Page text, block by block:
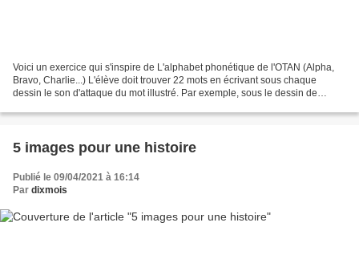
Voici un exercice qui s'inspire de L'alphabet phonétique de l'OTAN (Alpha,
Bravo, Charlie...) L'élève doit trouver 22 mots en écrivant sous chaque
dessin le son d'attaque du mot illustré. Par exemple, sous le dessin de
5 images pour une histoire
Publié le 09/04/2021 à 16:14
Par dixmois